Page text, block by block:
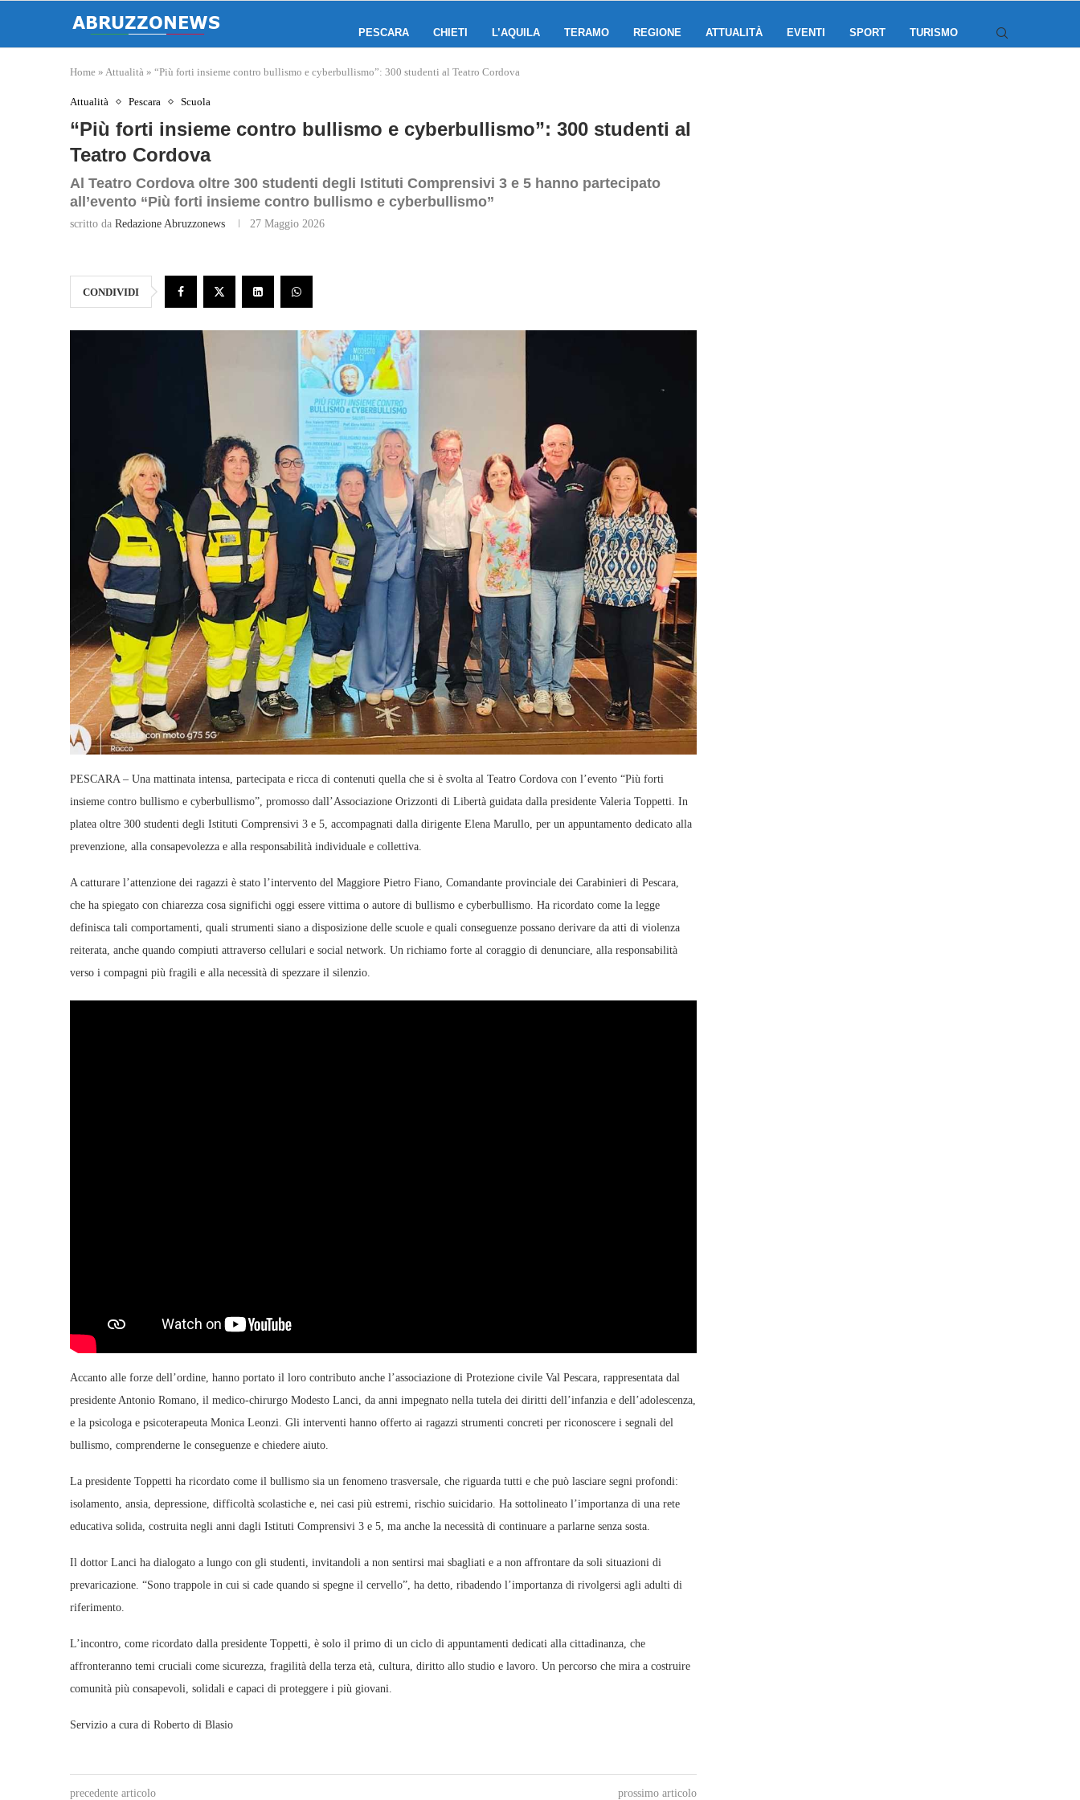
PESCARA CHIETI L’AQUILA TERAMO REGIONE ATTUALITÀ EVENTI SPORT TURISMO
Home » Attualità » “Più forti insieme contro bullismo e cyberbullismo”: 300 studenti al Teatro Cordova
Attualità Pescara Scuola
“Più forti insieme contro bullismo e cyberbullismo”: 300 studenti al
Teatro Cordova
Al Teatro Cordova oltre 300 studenti degli Istituti Comprensivi 3 e 5 hanno partecipato
all’evento “Più forti insieme contro bullismo e cyberbullismo”
scritto da Redazione Abruzzonews 27 Maggio 2026
CONDIVIDI
PESCARA – Una mattinata intensa, partecipata e ricca di contenuti quella che si è svolta al Teatro Cordova con l’evento “Più forti
insieme contro bullismo e cyberbullismo”, promosso dall’Associazione Orizzonti di Libertà guidata dalla presidente Valeria Toppetti. In
platea oltre 300 studenti degli Istituti Comprensivi 3 e 5, accompagnati dalla dirigente Elena Marullo, per un appuntamento dedicato alla
prevenzione, alla consapevolezza e alla responsabilità individuale e collettiva.
A catturare l’attenzione dei ragazzi è stato l’intervento del Maggiore Pietro Fiano, Comandante provinciale dei Carabinieri di Pescara,
che ha spiegato con chiarezza cosa significhi oggi essere vittima o autore di bullismo e cyberbullismo. Ha ricordato come la legge
definisca tali comportamenti, quali strumenti siano a disposizione delle scuole e quali conseguenze possano derivare da atti di violenza
reiterata, anche quando compiuti attraverso cellulari e social network. Un richiamo forte al coraggio di denunciare, alla responsabilità
verso i compagni più fragili e alla necessità di spezzare il silenzio.
Accanto alle forze dell’ordine, hanno portato il loro contributo anche l’associazione di Protezione civile Val Pescara, rappresentata dal
presidente Antonio Romano, il medico-chirurgo Modesto Lanci, da anni impegnato nella tutela dei diritti dell’infanzia e dell’adolescenza,
e la psicologa e psicoterapeuta Monica Leonzi. Gli interventi hanno offerto ai ragazzi strumenti concreti per riconoscere i segnali del
bullismo, comprenderne le conseguenze e chiedere aiuto.
La presidente Toppetti ha ricordato come il bullismo sia un fenomeno trasversale, che riguarda tutti e che può lasciare segni profondi:
isolamento, ansia, depressione, difficoltà scolastiche e, nei casi più estremi, rischio suicidario. Ha sottolineato l’importanza di una rete
educativa solida, costruita negli anni dagli Istituti Comprensivi 3 e 5, ma anche la necessità di continuare a parlarne senza sosta.
Il dottor Lanci ha dialogato a lungo con gli studenti, invitandoli a non sentirsi mai sbagliati e a non affrontare da soli situazioni di
prevaricazione. “Sono trappole in cui si cade quando si spegne il cervello”, ha detto, ribadendo l’importanza di rivolgersi agli adulti di
riferimento.
L’incontro, come ricordato dalla presidente Toppetti, è solo il primo di un ciclo di appuntamenti dedicati alla cittadinanza, che
affronteranno temi cruciali come sicurezza, fragilità della terza età, cultura, diritto allo studio e lavoro. Un percorso che mira a costruire
comunità più consapevoli, solidali e capaci di proteggere i più giovani.
Servizio a cura di Roberto di Blasio
precedente articolo prossimo articolo